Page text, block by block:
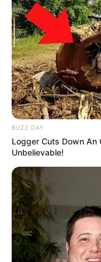
A cada dia mais
oferecem homens
Com o alto preço
econômicos que a
completou um ano),
cresceu de
relacionamentos
Esse movimento
BUZZ DAY
Logger Cuts Down An
Unbelievable!